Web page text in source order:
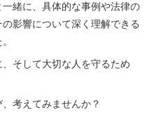
緒に、具体的な事例や法律の
影響について深く理解できる
そして大切な人を守るため
考えてみませんか？